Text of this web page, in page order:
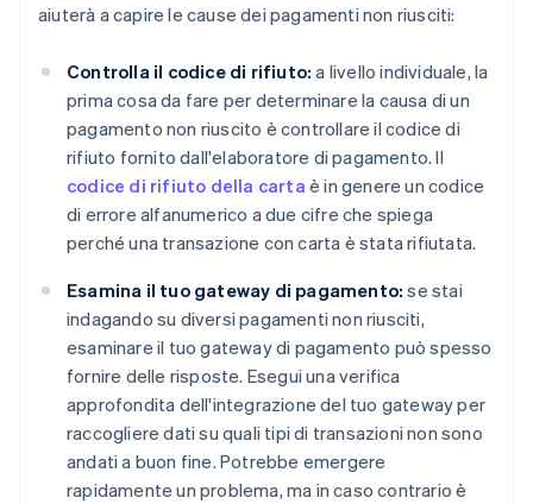
aiuterà a capire le cause dei pagamenti non riusciti:
Controlla il codice di rifiuto: a livello individuale, la
prima cosa da fare per determinare la causa di un
pagamento non riuscito è controllare il codice di
rifiuto fornito dall'elaboratore di pagamento. Il
codice di rifiuto della carta è in genere un codice
di errore alfanumerico a due cifre che spiega
perché una transazione con carta è stata rifiutata.
Esamina il tuo gateway di pagamento: se stai
indagando su diversi pagamenti non riusciti,
esaminare il tuo gateway di pagamento può spesso
fornire delle risposte. Esegui una verifica
approfondita dell'integrazione del tuo gateway per
raccogliere dati su quali tipi di transazioni non sono
andati a buon fine. Potrebbe emergere
rapidamente un problema, ma in caso contrario è